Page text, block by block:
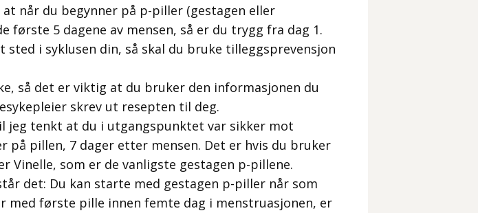
at når du begynner på p-piller (gestagen eller
første 5 dagene av mensen, så er du trygg fra dag 1.
sted i syklusen din, så skal du bruke tilleggsprevensjon
så det er viktig at du bruker den informasjonen du
skrev ut resepten til deg.
jeg tenkt at du i utgangspunktet var sikker mot
på pillen, 7 dager etter mensen. Det er hvis du bruker
Vinelle, som er de vanligste gestagen p-pillene.
det: Du kan starte med gestagen p-piller når som
med første pille innen femte dag i menstruasjonen, er